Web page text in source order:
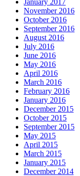
January 2017
November 2016
October 2016
September 2016
August 2016
July 2016
June 2016
May 2016
April 2016
March 2016
February 2016
January 2016
December 2015
October 2015
September 2015
May 2015
April 2015
March 2015
January 2015
December 2014